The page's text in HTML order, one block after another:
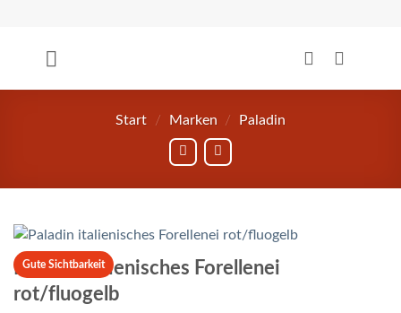
springen
Start / Marken / Paladin
Gute Sichtbarkeit
Paladin italienisches Forellenei
rot/fluogelb